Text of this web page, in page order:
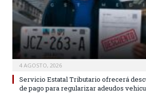
4 AGOSTO, 2026
Servicio Estatal Tributario ofrecerá
de pago para regularizar adeudos